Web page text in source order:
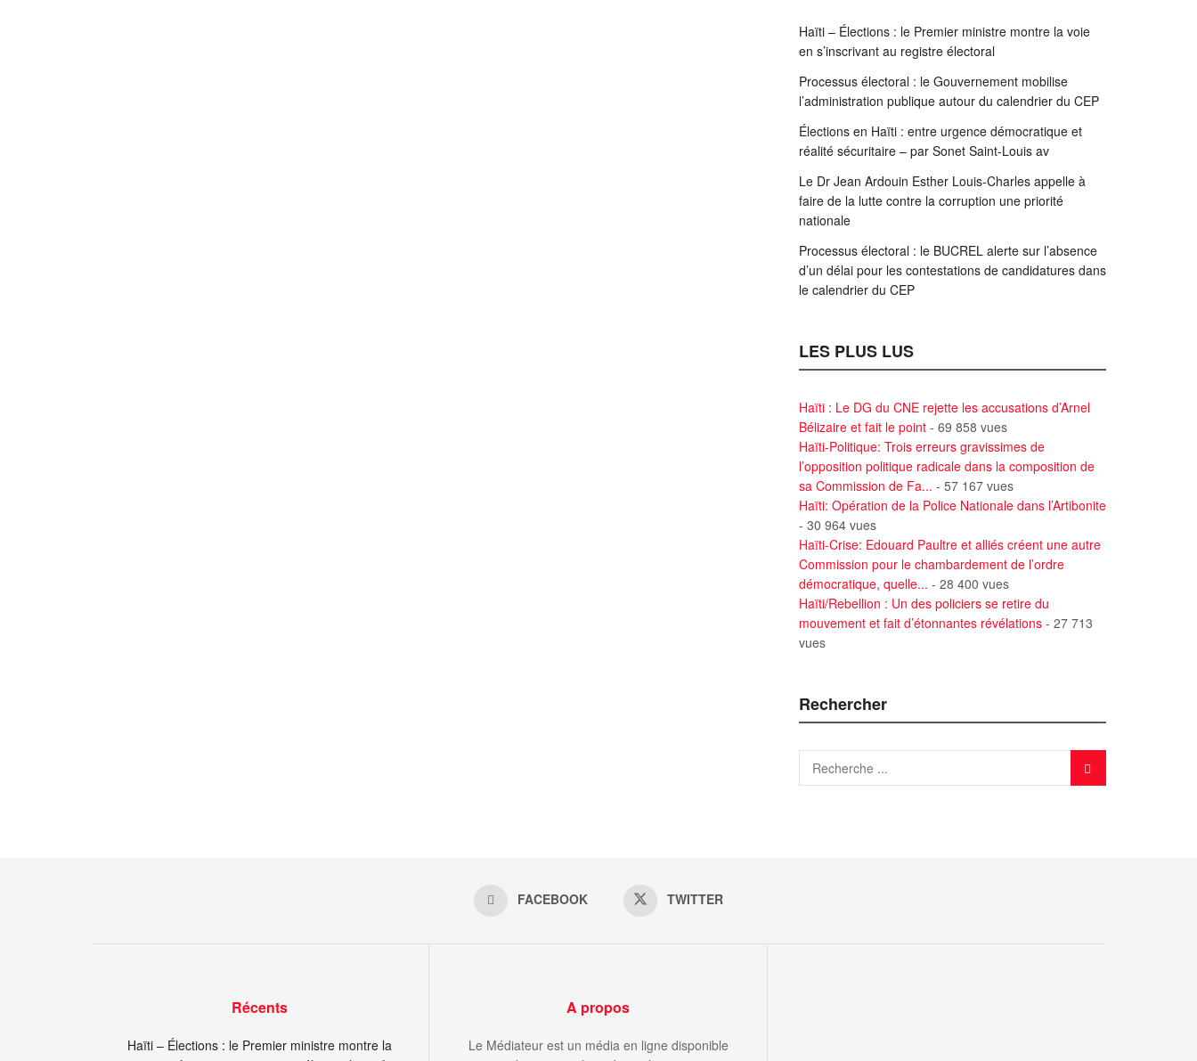
Haïti – Élections : le Premier ministre montre la voie
en s’inscrivant au registre électoral
Processus électoral : le Gouvernement mobilise
l’administration publique autour du calendrier du CEP
Élections en Haïti : entre urgence démocratique et
réalité sécuritaire – par Sonet Saint-Louis av
Le Dr Jean Ardouin Esther Louis-Charles appelle à
faire de la lutte contre la corruption une priorité
nationale
Processus électoral : le BUCREL alerte sur l’absence
d’un délai pour les contestations de candidatures dans
le calendrier du CEP
LES PLUS LUS
Haïti : Le DG du CNE rejette les accusations d’Arnel
Bélizaire et fait le point - 69 858 vues
Haïti-Politique: Trois erreurs gravissimes de
l’opposition politique radicale dans la composition de
sa Commission de Fa... - 57 167 vues
Haïti: Opération de la Police Nationale dans l’Artibonite
- 30 964 vues
Haïti-Crise: Edouard Paultre et alliés créent une autre
Commission pour le chambardement de l’ordre
démocratique, quelle... - 28 400 vues
Haïti/Rebellion : Un des policiers se retire du
mouvement et fait d’étonnantes révélations - 27 713
vues
Rechercher
FACEBOOK TWITTER
Récents
Haïti – Élections : le Premier ministre montre la
A propos
Le Médiateur est un média en ligne disponible